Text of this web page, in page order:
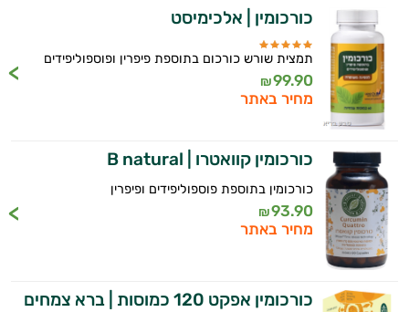
כורכומין | אלכימיסט
תמצית שורש כורכום בתוספת פיפרין ופוספוליפידים
99.90
₪
מחיר באתר
כורכומין קוואטרו | B natural
כורכומין בתוספת פוספוליפידים ופיפרין
93.90
₪
מחיר באתר
כורכומין אפקט 120 כמוסות | ברא צמחים
היי,
אני יועץ הבריאות האישי AI של טבע בריא.
התשובות שלי מבוססות על מאגרי מידע קליניים
וספרות מקצועית בתחומי הרפואה הטבעית